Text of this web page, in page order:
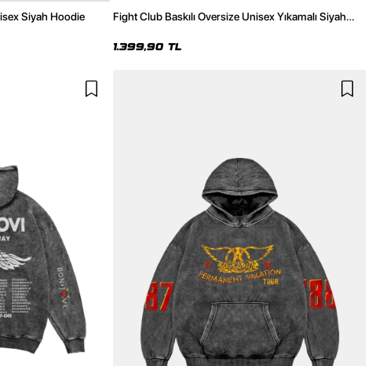
Siyah Hoodie
Fight Club Baskılı Oversize Unisex Yıkamalı Siyah
1.399,90 TL